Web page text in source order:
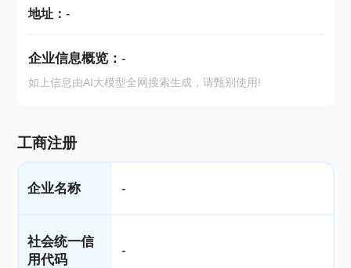
地址： -
企业信息概览： -
如上信息由AI大模型全网搜索生成，请甄别使用!
工商注册
企业名称 -
社会统一信
用代码
-